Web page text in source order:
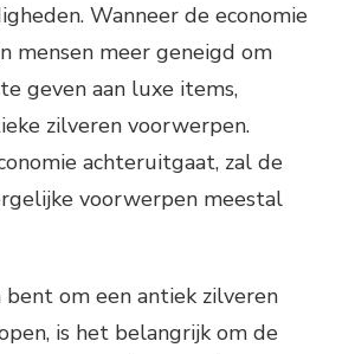
Wanneer de economie
mensen meer geneigd om
geven aan luxe items,
zilveren voorwerpen.
achteruitgaat, zal de
voorwerpen meestal
bent om een antiek zilveren
is het belangrijk om de